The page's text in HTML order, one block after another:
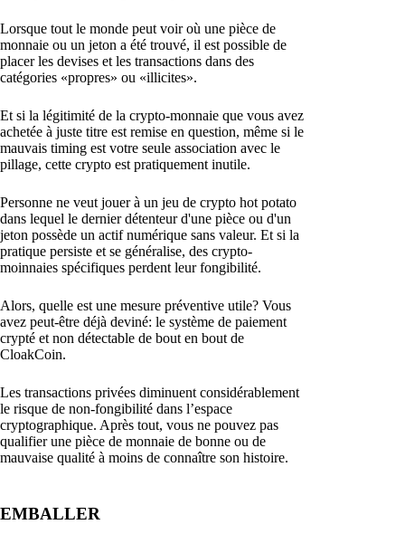
Lorsque tout le monde peut voir où une pièce de
monnaie ou un jeton a été trouvé, il est possible de
placer les devises et les transactions dans des
catégories «propres» ou «illicites».
Et si la légitimité de la crypto-monnaie que vous avez
achetée à juste titre est remise en question, même si le
mauvais timing est votre seule association avec le
pillage, cette crypto est pratiquement inutile.
Personne ne veut jouer à un jeu de crypto hot potato
dans lequel le dernier détenteur d'une pièce ou d'un
jeton possède un actif numérique sans valeur. Et si la
pratique persiste et se généralise, des crypto-
moinnaies spécifiques perdent leur fongibilité.
Alors, quelle est une mesure préventive utile? Vous
avez peut-être déjà deviné: le système de paiement
crypté et non détectable de bout en bout de
CloakCoin.
Les transactions privées diminuent considérablement
le risque de non-fongibilité dans l’espace
cryptographique. Après tout, vous ne pouvez pas
qualifier une pièce de monnaie de bonne ou de
mauvaise qualité à moins de connaître son histoire.
EMBALLER